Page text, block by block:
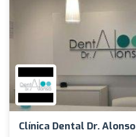
Clínica Dental Dr. Alonso